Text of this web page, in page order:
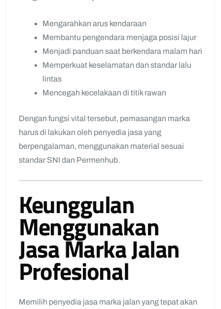
Mengarahkan arus kendaraan
Membantu pengendara menjaga posisi lajur
Menjadi panduan saat berkendara malam hari
Memperkuat keselamatan dan standar lalu
lintas
Mencegah kecelakaan di titik rawan
Dengan fungsi vital tersebut, pemasangan marka
harus di lakukan oleh penyedia jasa yang
berpengalaman, menggunakan material sesuai
standar SNI dan Permenhub.
Keunggulan
Menggunakan
Jasa Marka Jalan
Profesional
Memilih penyedia jasa marka jalan yang tepat akan